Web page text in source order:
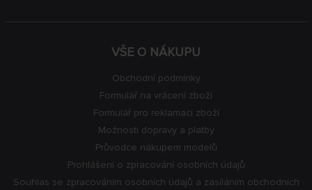
VŠE O NÁKUPU
Obchodní podmínky
Formulář na vrácení zboží
Formulář pro reklamaci zboží
Možnosti dopravy a platby
Průvodce nákupem modelů
Prohlášení o zpracování osobních údajů
Souhlas se zpracováním osobních údajů a zasíláním obchodních